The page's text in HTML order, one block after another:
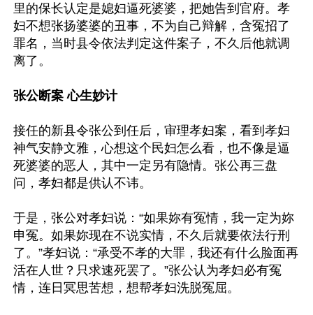
里的保长认定是媳妇逼死婆婆，把她告到官府。孝
妇不想张扬婆婆的丑事，不为自己辩解，含冤招了
罪名，当时县令依法判定这件案子，不久后他就调
离了。
张公断案 心生妙计
接任的新县令张公到任后，审理孝妇案，看到孝妇
神气安静文雅，心想这个民妇怎么看，也不像是逼
死婆婆的恶人，其中一定另有隐情。张公再三盘
问，孝妇都是供认不讳。
于是，张公对孝妇说：“如果妳有冤情，我一定为妳
申冤。如果妳现在不说实情，不久后就要依法行刑
了。”孝妇说：“承受不孝的大罪，我还有什么脸面再
活在人世？只求速死罢了。”张公认为孝妇必有冤
情，连日冥思苦想，想帮孝妇洗脱冤屈。